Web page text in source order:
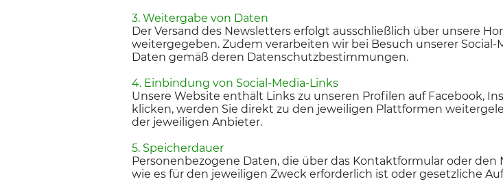
3. Weitergabe von Daten
Der Versand des Newsletters erfolgt ausschließlich über unsere
weitergegeben. Zudem verarbeiten wir bei Besuch unserer
Daten gemäß deren Datenschutzbestimmungen.
4. Einbindung von Social-Media-Links
Unsere Website enthält Links zu unseren Profilen auf Facebook,
klicken, werden Sie direkt zu den jeweiligen Plattformen
der jeweiligen Anbieter.
5. Speicherdauer
Personenbezogene Daten, die über das Kontaktformular oder
wie es für den jeweiligen Zweck erforderlich ist oder gesetzliche